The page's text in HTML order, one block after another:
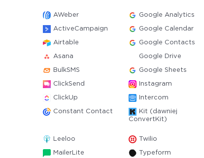
AWeber Google Analytics
ActiveCampaign Google Calendar
Airtable Google Contacts
Asana Google Drive
BulkSMS Google Sheets
ClickSend Instagram
ClickUp Intercom
Constant Contact
Kit (dawniej
ConvertKit)
Leeloo Twilio
MailerLite Typeform